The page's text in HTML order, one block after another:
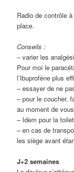
Radio de contrôle
place.
Conseils :
– varier les
Pour moi le
l’Ibuprofène plus
– essayer de ne
– pour le coucher,
au moment de
– Idem pour la
– en cas de
les siège avant
J+2 semaines